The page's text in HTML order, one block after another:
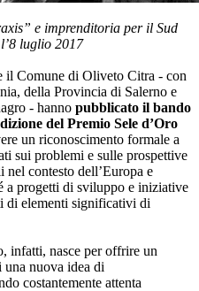
e imprenditoria per il Sud
luglio 2017
il Comune di Oliveto Citra - con
della Provincia di Salerno e
- hanno pubblicato il bando
del Premio Sele d’Oro
un riconoscimento formale a
sui problemi e sulle prospettive
contesto dell’Europa e
a progetti di sviluppo e iniziative
di elementi significativi di
infatti, nasce per offrire un
nuova idea di
costantemente attenta